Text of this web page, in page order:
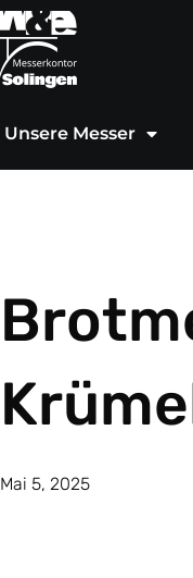
Zum
Inhalt
springen
Unsere Messer
Mai 5, 2025